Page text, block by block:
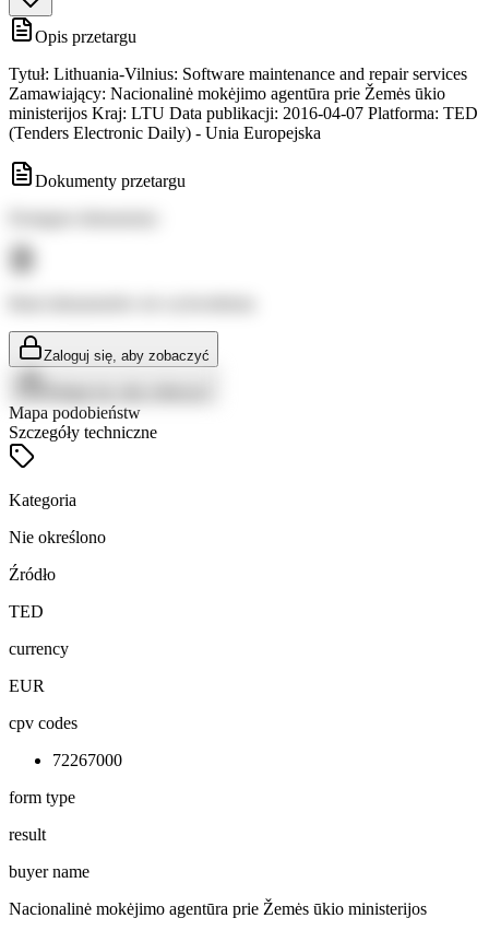
Opis przetargu
Tytuł: Lithuania-Vilnius: Software maintenance and repair services
Zamawiający: Nacionalinė mokėjimo agentūra prie Žemės ūkio
ministerijos Kraj: LTU Data publikacji: 2016-04-07 Platforma: TED
(Tenders Electronic Daily) - Unia Europejska
Dokumenty przetargu
Zaloguj się, aby zobaczyć
Mapa podobieństw
Szczegóły techniczne
Kategoria
Nie określono
Źródło
TED
currency
EUR
cpv codes
72267000
form type
result
buyer name
Nacionalinė mokėjimo agentūra prie Žemės ūkio ministerijos